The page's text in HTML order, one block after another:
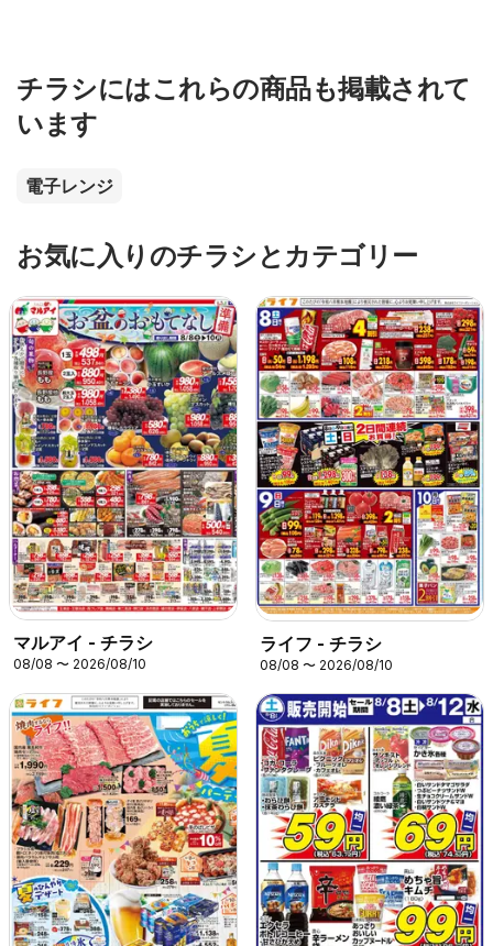
チラシにはこれらの商品も掲載されて
います
電子レンジ
お気に入りのチラシとカテゴリー
マルアイ - チラシ
08/08 〜 2026/08/10
ライフ - チラシ
08/08 〜 2026/08/10